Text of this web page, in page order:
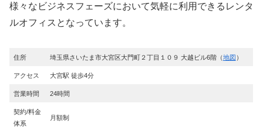
様々なビジネスフェーズにおいて気軽に利用できるレンタ
ルオフィスとなっています。
住所 埼玉県さいたま市大宮区大門町２丁目１０９ 大越ビル6階（地図 ）
アクセス 大宮駅 徒歩4分
営業時間 24時間
契約/料金
体系
月額制